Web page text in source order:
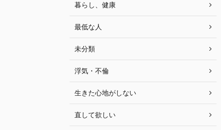
暮らし、健康
最低な人
未分類
浮気・不倫
生きた心地がしない
直して欲しい